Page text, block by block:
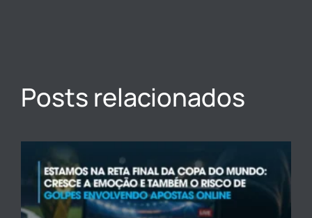
Posts relacionados